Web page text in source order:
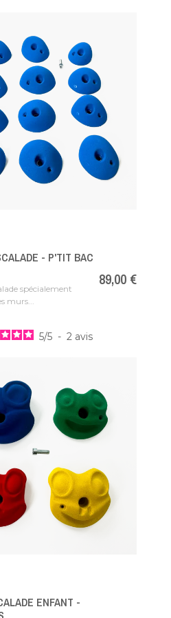
- P'TIT BAC
spécialement
murs...
Prix
89,00 €
5/5 - 2 avis
ENFANT -